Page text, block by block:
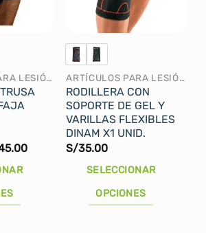
ARTÍCULOS PARA LESIÓN
Rango
ARTÍCULOS PARA LESIÓN
RODILLERA CON
SOPORTE DE GEL Y
VARILLAS FLEXIBLES
DINAM X1 UNID.
S/35.00
SELECCIONAR
OPCIONES